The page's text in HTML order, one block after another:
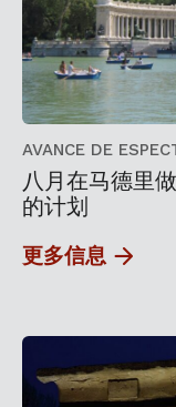
AVANCE DE
八月在马德里
的计划
更多信息